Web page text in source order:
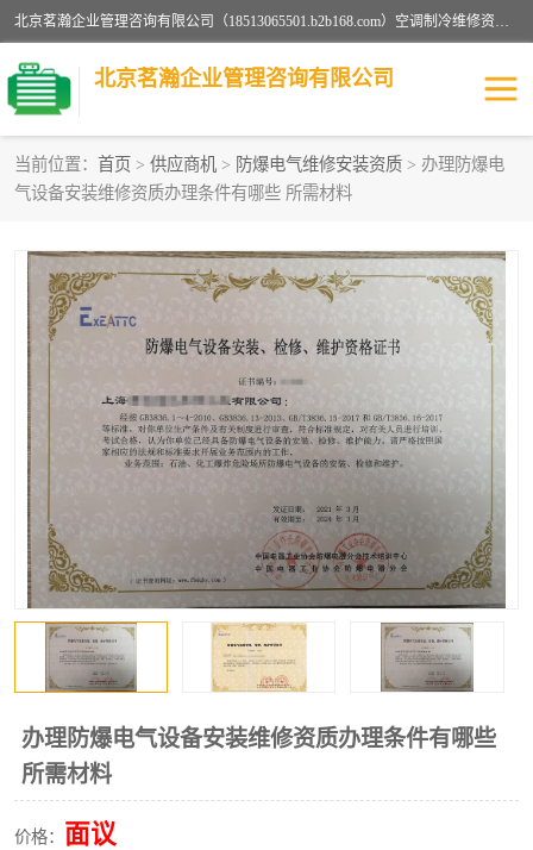
北京茗瀚企业管理咨询有限公司（18513065501.b2b168.com）空调制冷维修资质,油烟管道清洗资质,清洗行业资质公司秉承“顾客至上，锐意进缺的经营理念，我们提供高质量的产品，坚持“客户”的原则为广大客户提供贴心服务。如果你对公司的产品感兴趣，可以联系高经理，我们会用好的产品和服务让您满意。
北京茗瀚企业管理咨询有限公司
当前位置： 首页 > 供应商机 > 防爆电气维修安装资质 > 办理防爆电
气设备安装维修资质办理条件有哪些 所需材料
办理防爆电气设备安装维修资质办理条件有哪些
所需材料
价格： 面议
烟道清洗资质 设备维修安装资质
清洗资质 认证服务
防爆电气维修安装资质 空调制冷维修安装资质